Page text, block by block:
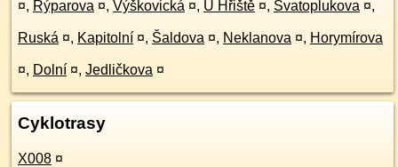
¤, Rýparova ¤, Výškovická ¤, U Hřiště ¤, Svatoplukova ¤,
Ruská ¤, Kapitolní ¤, Šaldova ¤, Neklanova ¤, Horymírova
¤, Dolní ¤, Jedličkova ¤
Cyklotrasy
X008 ¤